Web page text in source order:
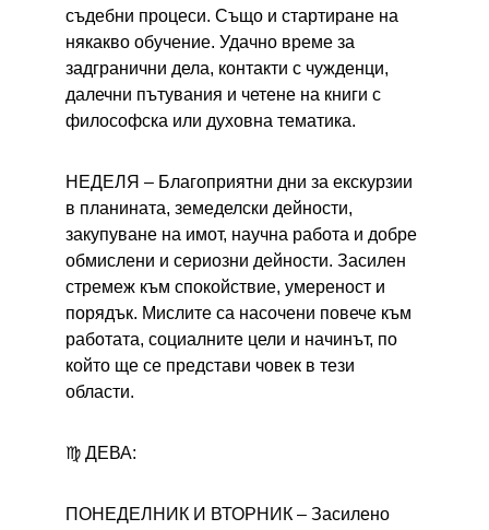
съдебни процеси. Също и стартиране на
някакво обучение. Удачно време за
задгранични дела, контакти с чужденци,
далечни пътувания и четене на книги с
философска или духовна тематика.
НЕДЕЛЯ – Благоприятни дни за екскурзии
в планината, земеделски дейности,
закупуване на имот, научна работа и добре
обмислени и сериозни дейности. Засилен
стремеж към спокойствие, умереност и
порядък. Мислите са насочени повече към
работата, социалните цели и начинът, по
който ще се представи човек в тези
области.
♍ ДЕВА:
ПОНЕДЕЛНИК И ВТОРНИК – Засилено